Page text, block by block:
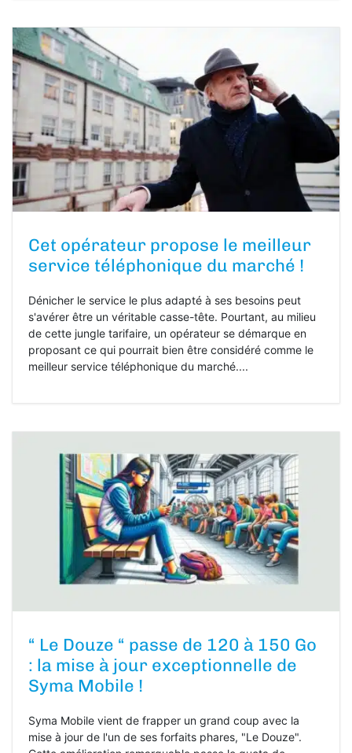
Cet opérateur propose le meilleur
service téléphonique du marché !
Dénicher le service le plus adapté à ses besoins peut
s'avérer être un véritable casse-tête. Pourtant, au milieu
de cette jungle tarifaire, un opérateur se démarque en
proposant ce qui pourrait bien être considéré comme le
meilleur service téléphonique du marché....
“ Le Douze “ passe de 120 à 150 Go
: la mise à jour exceptionnelle de
Syma Mobile !
Syma Mobile vient de frapper un grand coup avec la
mise à jour de l'un de ses forfaits phares, "Le Douze".